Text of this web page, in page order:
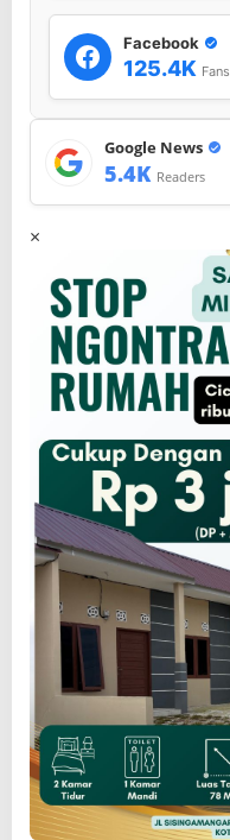
Facebook
125.4K Fans
Google News
5.4K Readers
×